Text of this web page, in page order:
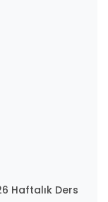
Haftalık Ders